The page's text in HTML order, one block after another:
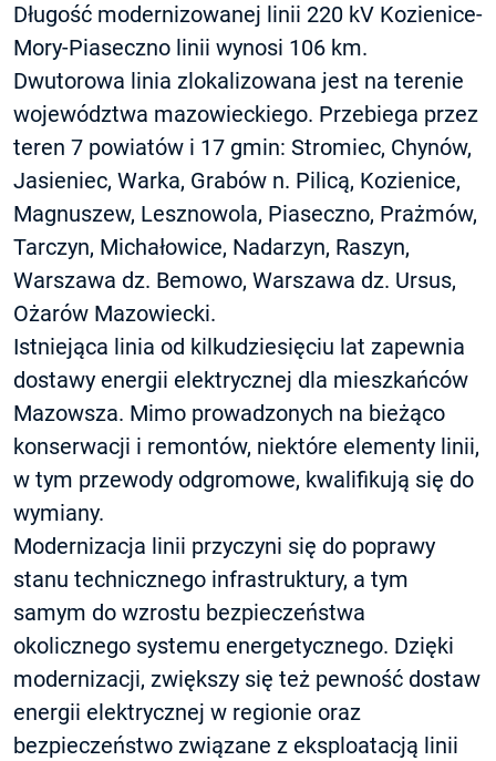
Długość modernizowanej linii 220 kV Kozienice-
Mory-Piaseczno linii wynosi 106 km.
Dwutorowa linia zlokalizowana jest na terenie
województwa mazowieckiego. Przebiega przez
teren 7 powiatów i 17 gmin: Stromiec, Chynów,
Jasieniec, Warka, Grabów n. Pilicą, Kozienice,
Magnuszew, Lesznowola, Piaseczno, Prażmów,
Tarczyn, Michałowice, Nadarzyn, Raszyn,
Warszawa dz. Bemowo, Warszawa dz. Ursus,
Ożarów Mazowiecki.
Istniejąca linia od kilkudziesięciu lat zapewnia
dostawy energii elektrycznej dla mieszkańców
Mazowsza. Mimo prowadzonych na bieżąco
konserwacji i remontów, niektóre elementy linii,
w tym przewody odgromowe, kwalifikują się do
wymiany.
Modernizacja linii przyczyni się do poprawy
stanu technicznego infrastruktury, a tym
samym do wzrostu bezpieczeństwa
okolicznego systemu energetycznego. Dzięki
modernizacji, zwiększy się też pewność dostaw
energii elektrycznej w regionie oraz
bezpieczeństwo związane z eksploatacją linii